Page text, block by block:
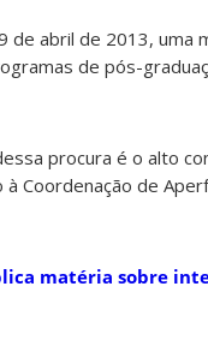
de abril de 2013, uma
de pós-
procura é o alto
Coordenação de
matéria sobre